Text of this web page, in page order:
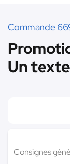
Commande
Un texte
Consignes